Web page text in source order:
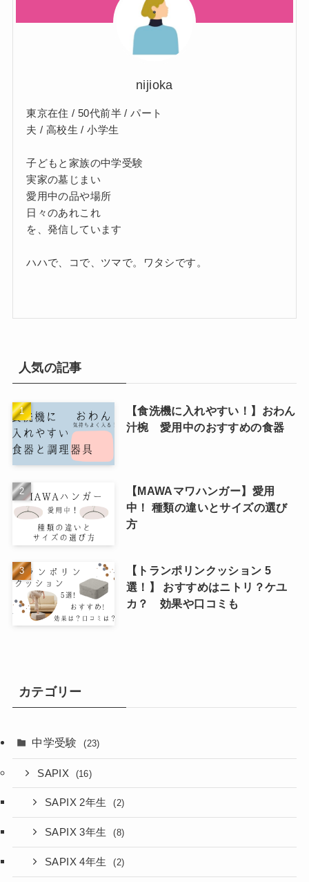
nijioka
東京在住 / 50代前半 / パート
夫 / 高校生 / 小学生
子どもと家族の中学受験
実家の墓じまい
愛用中の品や場所
日々のあれこれ
を、発信しています
ハハで、コで、ツマで。ワタシです。
人気の記事
【食洗機に入れやすい！】おわん
汁椀 愛用中のおすすめの食器
【MAWAマワハンガー】愛用
中！ 種類の違いとサイズの選び
方
【トランポリンクッション 5
選！】 おすすめはニトリ？ケユ
カ？ 効果や口コミも
カテゴリー
中学受験 (23)
SAPIX (16)
SAPIX 2年生 (2)
SAPIX 3年生 (8)
SAPIX 4年生 (2)